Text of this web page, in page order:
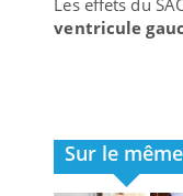
ventricule
Sur le